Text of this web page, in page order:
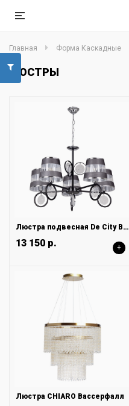
Главная Форма Каскадные
ЛЮСТРЫ
Люстра подвесная De City Виталина 448014905
13 150 р. +
Люстра CHIARO Вассерфалл